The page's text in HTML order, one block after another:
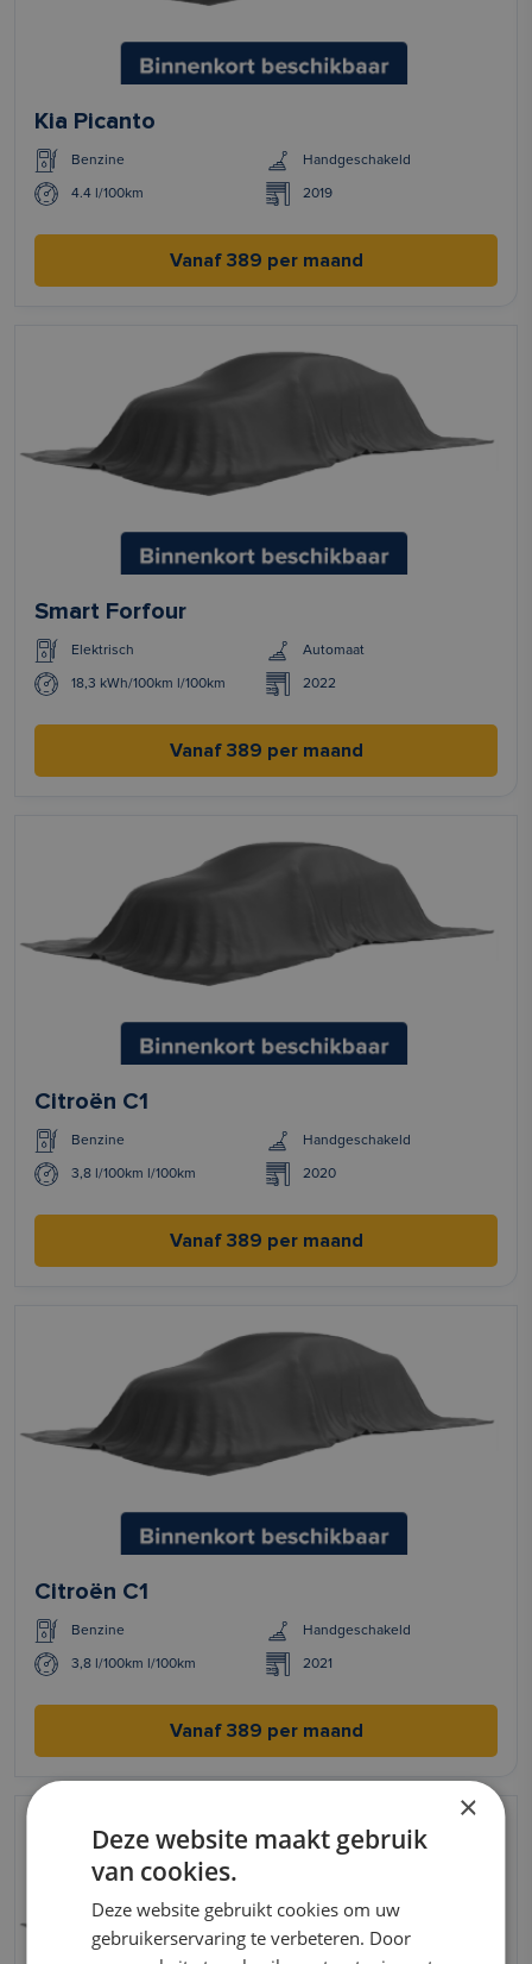
Kia Picanto
Benzine Handgeschakeld
4.4 l/100km 2019
Vanaf 389 per maand
Smart Forfour
Elektrisch Automaat
18,3 kWh/100km l/100km 2022
Vanaf 389 per maand
Citroën C1
Benzine Handgeschakeld
3,8 l/100km l/100km 2020
Vanaf 389 per maand
Citroën C1
Benzine Handgeschakeld
3,8 l/100km l/100km 2021
Vanaf 389 per maand
×
Deze website maakt gebruik
van cookies.
Deze website gebruikt cookies om uw
gebruikerservaring te verbeteren. Door